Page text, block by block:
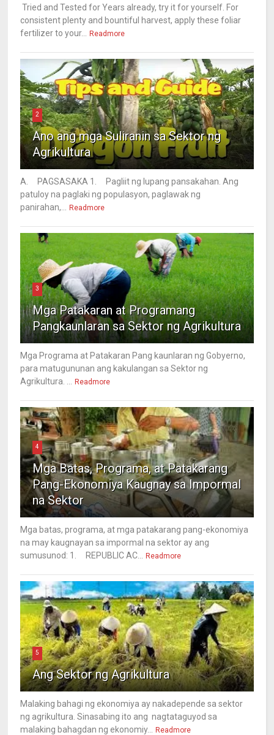
Tried and Tested for Years already, try it for yourself. For
consistent plenty and bountiful harvest, apply these foliar
fertilizer to your...
Readmore
2
Ano ang mga Suliranin sa Sektor ng
Agrikultura
A. PAGSASAKA 1. Pagliit ng lupang pansakahan. Ang
patuloy na paglaki ng populasyon, paglawak ng
panirahan,...
Readmore
3
Mga Patakaran at Programang
Pangkaunlaran sa Sektor ng Agrikultura
Mga Programa at Patakaran Pang kaunlaran ng Gobyerno,
para matugununan ang kakulangan sa Sektor ng
Agrikultura. ...
Readmore
4
Mga Batas, Programa, at Patakarang
Pang-Ekonomiya Kaugnay sa Impormal
na Sektor
Mga batas, programa, at mga patakarang pang-ekonomiya
na may kaugnayan sa impormal na sektor ay ang
sumusunod: 1. REPUBLIC AC...
Readmore
5
Ang Sektor ng Agrikultura
Malaking bahagi ng ekonomiya ay nakadepende sa sektor
ng agrikultura. Sinasabing ito ang nagtataguyod sa
malaking bahagdan ng ekonomiy...
Readmore